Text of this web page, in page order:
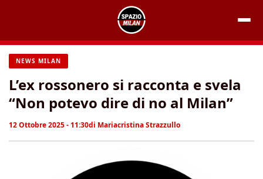
contenuto
NEWS MILAN
L’ex rossonero si racconta e svela
“Non potevo dire di no al Milan”
12 Ottobre 2025 - 11:30di Mariacristina Strazzullo